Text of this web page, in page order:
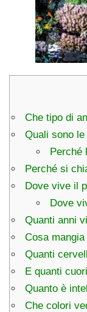
Che tipo di
Quali sono
Perché
Perché si
Dove vive il
Dove
Quanti anni
Cosa
Quanti
E quanti cuori
Quanto è
Che colori